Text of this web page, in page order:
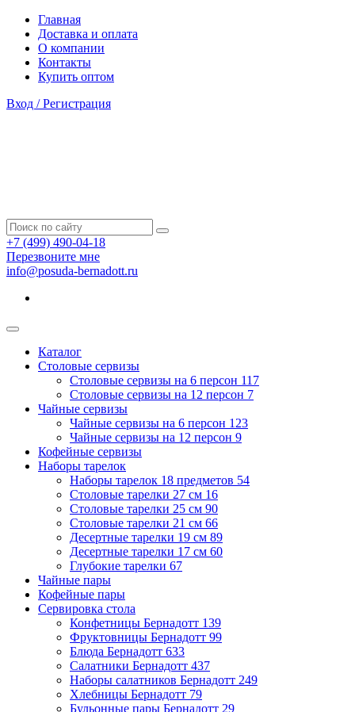
Главная
Доставка и оплата
О компании
Контакты
Купить оптом
Вход / Регистрация
+7 (499) 490-04-18
Перезвоните мне
info@posuda-bernadott.ru
Каталог
Столовые сервизы
Столовые сервизы на 6 персон 117
Столовые сервизы на 12 персон 7
Чайные сервизы
Чайные сервизы на 6 персон 123
Чайные сервизы на 12 персон 9
Кофейные сервизы
Наборы тарелок
Наборы тарелок 18 предметов 54
Столовые тарелки 27 см 16
Столовые тарелки 25 см 90
Столовые тарелки 21 см 66
Десертные тарелки 19 см 89
Десертные тарелки 17 см 60
Глубокие тарелки 67
Чайные пары
Кофейные пары
Сервировка стола
Конфетницы Бернадотт 139
Фруктовницы Бернадотт 99
Блюда Бернадотт 633
Салатники Бернадотт 437
Наборы салатников Бернадотт 249
Хлебницы Бернадотт 79
Бульонные пары Бернадотт 29